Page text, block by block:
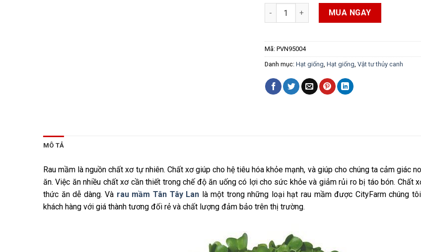
Hạt giống rau mầm Tân Tây Lan Trang Nông
MUA NGAY
Mã: PVN95004
Danh mục: Hạt giống, Hạt giống, Vật tư thủy canh
MÔ TẢ
Rau mầm là nguồn chất xơ tự nhiên. Chất xơ giúp cho hệ tiêu hóa khỏe mạnh, và giúp cho chúng ta cảm giác
ăn. Việc ăn nhiều chất xơ cần thiết trong chế độ ăn uống có lợi cho sức khỏe và giảm rủi ro bị táo bón. Chất
thức ăn dễ dàng. Và rau mầm Tân Tây Lan là một trong những loại hạt rau mầm được CityFarm chúng
khách hàng với giá thành tương đối rẻ và chất lượng đảm bảo trên thị trường.